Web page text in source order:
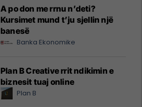
A po don me rrnu n’deti?
Kursimet mund t’ju sjellin një
banesë
Banka Ekonomike
Plan B Creative rrit ndikimin e
biznesit tuaj online
Plan B